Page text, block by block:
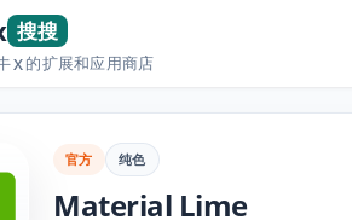
搜搜
X的扩展和应用商店
官方 纯色
Material Lime